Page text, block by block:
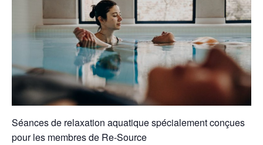
Séances de relaxation aquatique spécialement conçues
pour les membres de Re-Source